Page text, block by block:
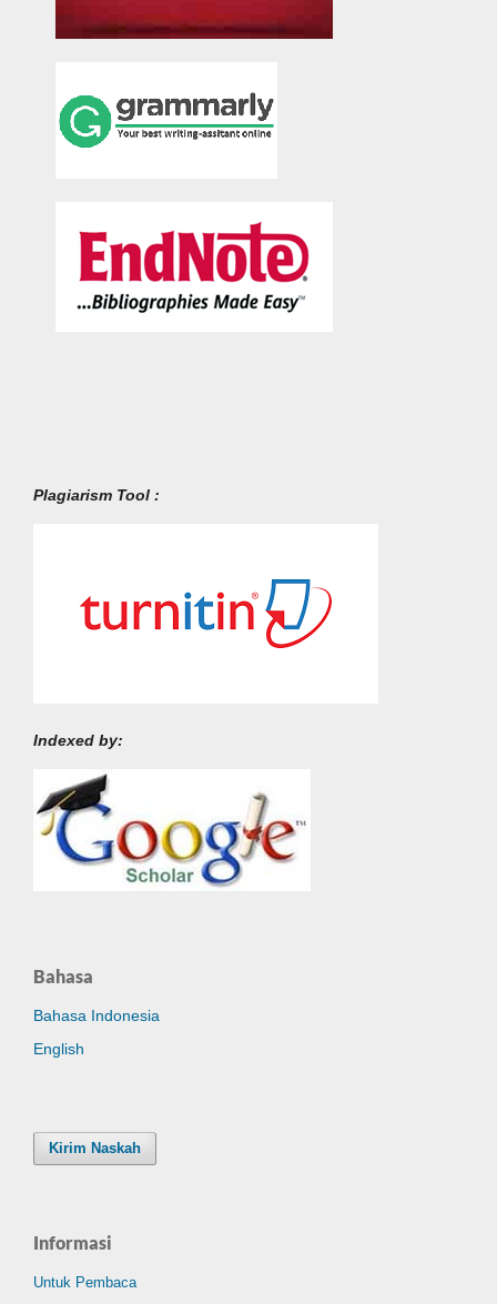
Plagiarism Tool :
Indexed by:
Bahasa
Bahasa Indonesia
English
Kirim Naskah
Informasi
Untuk Pembaca